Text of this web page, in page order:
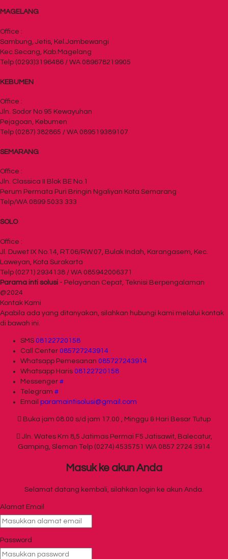
MAGELANG
Office :
Sambung, Jetis, Kel.Jambewangi
Kec.Secang, Kab.Magelang
Telp (0293)3196486 / WA 089678219905
KEBUMEN
Office :
Jln. Sodor No 95 Kewayuhan
Pejagoan, Kebumen
Telp (0287) 382865 / WA 089519389107
SEMARANG
Office :
Jln. Classica II Blok BE No.1
Perum Permata Puri Bringin Ngaliyan Kota Semarang
Telp/WA 0899 5033 333
SOLO
Office :
Jl. Duwet IX No.14, RT.06/RW.07, Bulak Indah, Karangasem, Kec.
Laweyan, Kota Surakarta
Telp (0271) 2934138 / WA 085942006371
Parama inti solusi - Pelayanan Cepat, Teknisi Berpengalaman
@2024
Kontak Kami
Apabila ada yang ditanyakan, silahkan hubungi kami melalui kontak
di bawah ini.
SMS 08122720158
Call Center 085727243914
Whatsapp Pemesanan 085727243914
Whatsapp Haris 08122720158
Messenger #
Telegram #
Email paramaintisolusi@gmail.com
Buka jam 08.00 s/d jam 17.00 , Minggu & Hari Besar Tutup
Jln. Wates Km 8,5 Jatimas Permai F5 Jatisawit, Balecatur,
Gamping, Sleman Telp (0274) 4535751 WA 0857 2724 3914
Masuk ke akun Anda
Selamat datang kembali, silahkan login ke akun Anda.
Alamat Email
Password